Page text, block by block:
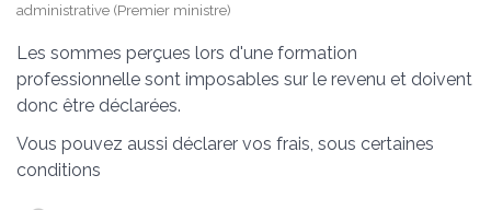
administrative (Premier ministre)
Les sommes perçues lors d'une formation
professionnelle sont imposables sur le revenu et doivent
donc être déclarées.
Vous pouvez aussi déclarer vos frais, sous certaines
conditions